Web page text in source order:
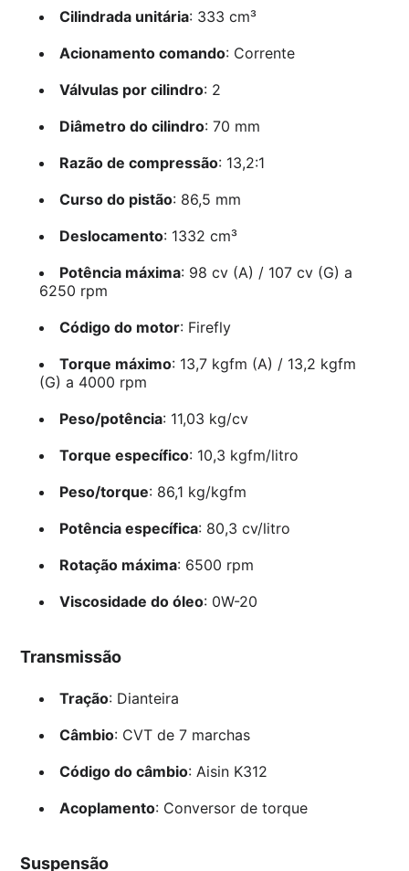
Cilindrada unitária: 333 cm³
Acionamento comando: Corrente
Válvulas por cilindro: 2
Diâmetro do cilindro: 70 mm
Razão de compressão: 13,2:1
Curso do pistão: 86,5 mm
Deslocamento: 1332 cm³
Potência máxima: 98 cv (A) / 107 cv (G) a
6250 rpm
Código do motor: Firefly
Torque máximo: 13,7 kgfm (A) / 13,2 kgfm
(G) a 4000 rpm
Peso/potência: 11,03 kg/cv
Torque específico: 10,3 kgfm/litro
Peso/torque: 86,1 kg/kgfm
Potência específica: 80,3 cv/litro
Rotação máxima: 6500 rpm
Viscosidade do óleo: 0W-20
Transmissão
Tração: Dianteira
Câmbio: CVT de 7 marchas
Código do câmbio: Aisin K312
Acoplamento: Conversor de torque
Suspensão